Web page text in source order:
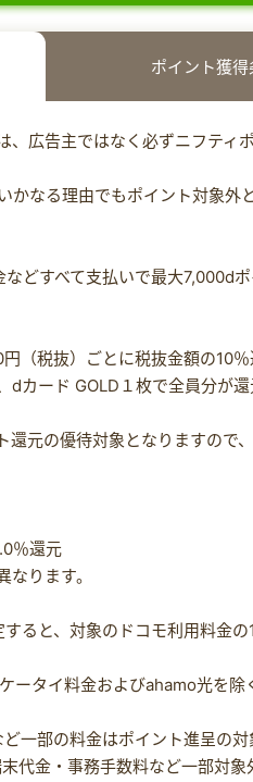
ポイント獲得
、広告主ではなく必ずニフティ
かなる理由でもポイント対象外
どすべて支払いで最大7,000dポ
（税抜）ごとに税抜金額の10％
dカード GOLD１枚で全員分が
還元の優待対象となりますので
％還元
ります。
ると、対象のドコモ利用料金の
ータイ料金およびahamo光を除
一部の料金はポイント進呈の対
金・事務手数料など一部対象